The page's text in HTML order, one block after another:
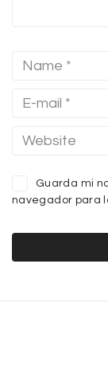
Guarda mi
navegador para